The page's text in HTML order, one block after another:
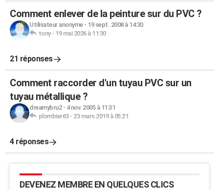
Comment enlever de la peinture sur du PVC ?
Utilisateur anonyme- 19 sept. 2008 à 14:30
tony- 19 mai 2026 à 11:30
21 réponses
Comment raccorder d'un tuyau PVC sur un
tuyau métallique ?
dreamybru2- 4 nov. 2005 à 11:31
plombier63- 23 mars 2019 à 05:21
4 réponses
DEVENEZ MEMBRE EN QUELQUES CLICS